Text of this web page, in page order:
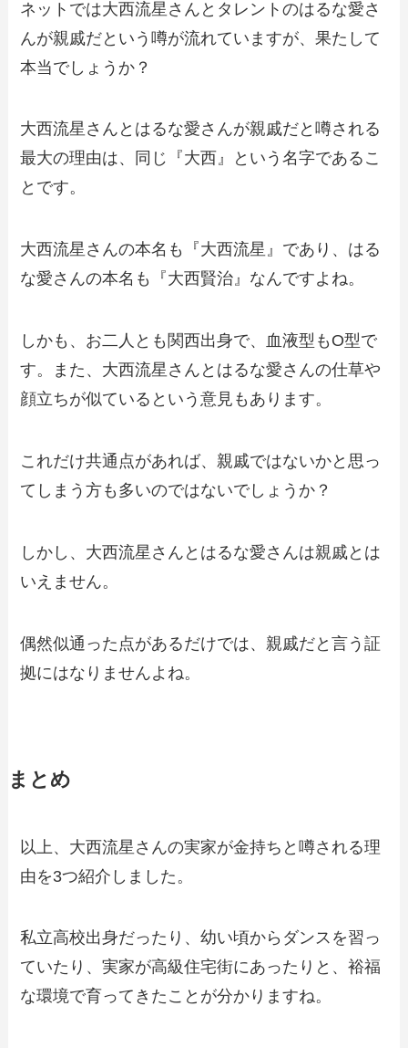
ネットでは大西流星さんとタレントのはるな愛さ
んが親戚だという噂が流れていますが、果たして
本当でしょうか？
大西流星さんとはるな愛さんが親戚だと噂される
最大の理由は、同じ『大西』という名字であるこ
とです。
大西流星さんの本名も『大西流星』であり、はる
な愛さんの本名も『大西賢治』なんですよね。
しかも、お二人とも関西出身で、血液型もO型で
す。また、大西流星さんとはるな愛さんの仕草や
顔立ちが似ているという意見もあります。
これだけ共通点があれば、親戚ではないかと思っ
てしまう方も多いのではないでしょうか？
しかし、大西流星さんとはるな愛さんは親戚とは
いえません。
偶然似通った点があるだけでは、親戚だと言う証
拠にはなりませんよね。
まとめ
以上、大西流星さんの実家が金持ちと噂される理
由を3つ紹介しました。
私立高校出身だったり、幼い頃からダンスを習っ
ていたり、実家が高級住宅街にあったりと、裕福
な環境で育ってきたことが分かりますね。